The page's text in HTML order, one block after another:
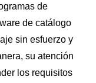
de
de catálogo
sin esfuerzo y
su atención
los requisitos